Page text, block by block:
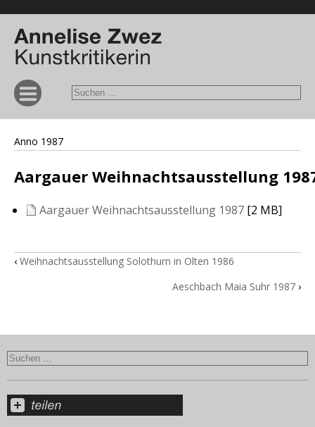
Anno 1987
Aargauer Weihnachtsausstellung
Aargauer Weihnachtsausstellung 1987 [2 MB]
‹ Weihnachtsausstellung Solothurn in Olten 1986
Aeschbach Maia Suhr 1987 ›